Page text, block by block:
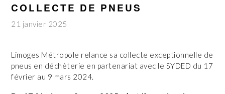
COLLECTE DE PNEUS
21 janvier 2025
Limoges Métropole relance sa collecte exceptionnelle de
pneus en déchèterie en partenariat avec le SYDED du 17
février au 9 mars 2024.